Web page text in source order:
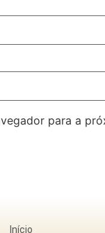
para a
Início